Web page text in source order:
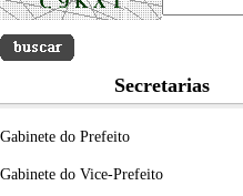
Secretarias
Gabinete do Prefeito
Gabinete do Vice-Prefeito